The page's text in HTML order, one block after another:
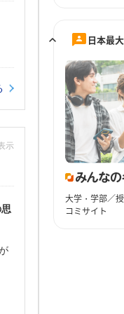
示
日本最
大学・学部／
コミサイト